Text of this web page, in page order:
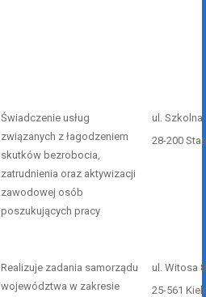
Świadczenie usług
związanych z łagodzeniem
skutków bezrobocia,
zatrudnienia oraz aktywizacji
zawodowej osób
poszukujących pracy
ul. Szkolna
28-200
Realizuje zadania samorządu
województwa w zakresie
ul. Witosa
25-561